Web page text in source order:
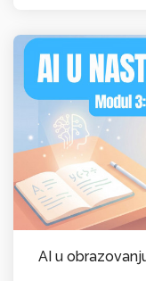
AI u